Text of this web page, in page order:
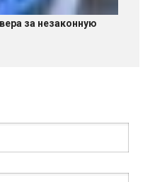
за незаконную